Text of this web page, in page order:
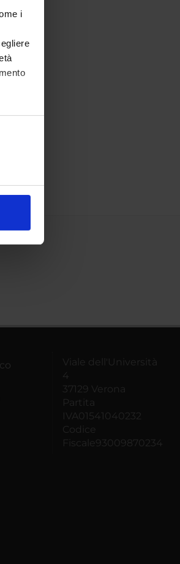
i
o
Viale dell'Università
4
37129 Verona
Partita
IVA01541040232
Codice
Fiscale93009870234